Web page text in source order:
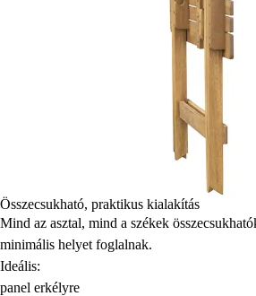
Összecsukható, praktikus kialakítás
Mind az asztal, mind a székek
minimális helyet foglalnak.
Ideális:
panel erkélyre